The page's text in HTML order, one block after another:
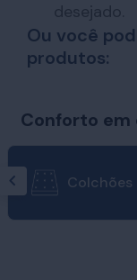
desejado.
Ou você
produtos:
Conforto em
Colchões